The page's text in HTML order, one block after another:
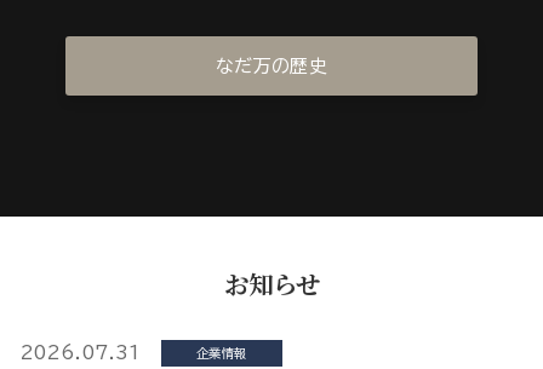
なだ万の歴史
お知らせ
2026.07.31 企業情報